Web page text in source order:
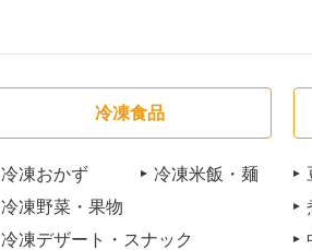
冷凍食品
冷凍おかず
冷凍米飯・麺
冷凍野菜・果物
冷凍デザート・スナック